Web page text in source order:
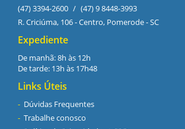
(47) 3394-2600 / (47) 9 8448-3993
R. Criciúma, 106 - Centro, Pomerode - SC
Expediente
De manhã: 8h às 12h
De tarde: 13h às 17h48
Links Úteis
Dúvidas Frequentes
Trabalhe conosco